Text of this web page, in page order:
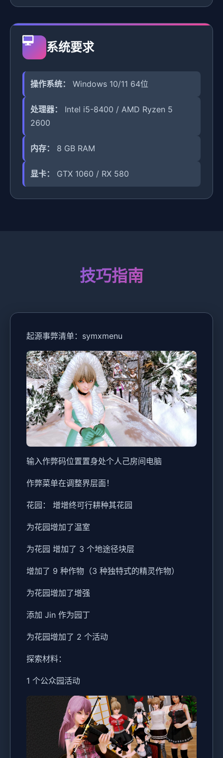
系统要求
操作系统： Windows 10/11 64位
处理器：
Intel i5-8400 / AMD Ryzen 5
2600
内存： 8 GB RAM
显卡： GTX 1060 / RX 580
技巧指南
起源事弊清单：symxmenu
输入作弊码位置置身处个人己房间电脑
作弊菜单在调整界层面！
花园： 增增终可行耕种其花园
为花园增加了温室
为花园 增加了 3 个地途径块层
增加了 9 种作物（3 种独特式的精灵作物）
为花园增加了增强
添加 Jin 作为园丁
为花园增加了 2 个活动
探索材料：
1 个公众园活动